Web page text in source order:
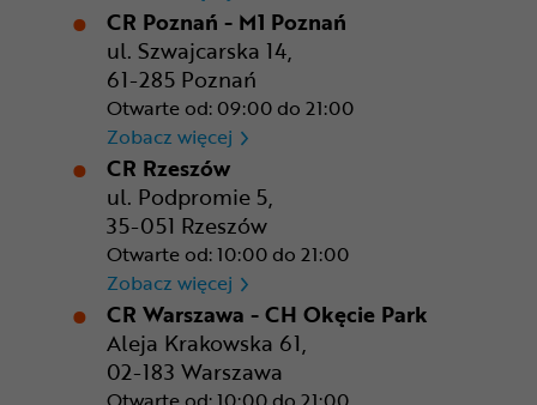
CR Poznań - M1 Poznań
ul. Szwajcarska 14,
61-285 Poznań
Otwarte od: 09:00 do 21:00
Zobacz więcej CR Poznań - M1 Poznań
CR Rzeszów
ul. Podpromie 5,
35-051 Rzeszów
Otwarte od: 10:00 do 21:00
Zobacz więcej CR Rzeszów
CR Warszawa - CH Okęcie Park
Aleja Krakowska 61,
02-183 Warszawa